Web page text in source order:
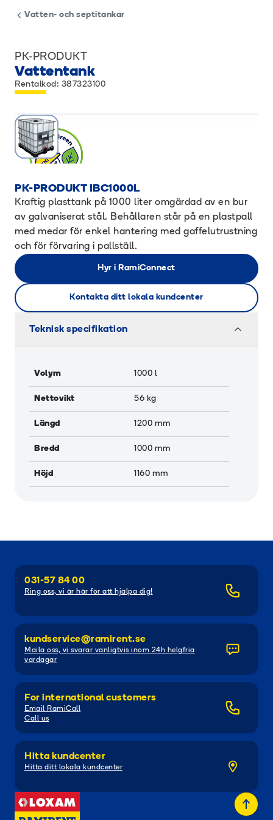
Vatten- och septitankar
PK-PRODUKT
Vattentank
Rentalkod: 387323100
PK-PRODUKT IBC1000L
Kraftig plasttank på 1000 liter omgärdad av en bur
av galvaniserat stål. Behållaren står på en plastpall
med medar för enkel hantering med gaffelutrustning
och för förvaring i pallställ.
Hyr i RamiConnect
Kontakta ditt lokala kundcenter
Teknisk specifikation
Volym 1000 l
Nettovikt 56 kg
Längd 1200 mm
Bredd 1000 mm
Höjd 1160 mm
031-57 84 00
Ring oss, vi är här för att hjälpa dig!
kundservice@ramirent.se
Maila oss, vi svarar vanligtvis inom 24h helgfria
vardagar
For international customers
Email RamiCall
Call us
Hitta kundcenter
Hitta ditt lokala kundcenter